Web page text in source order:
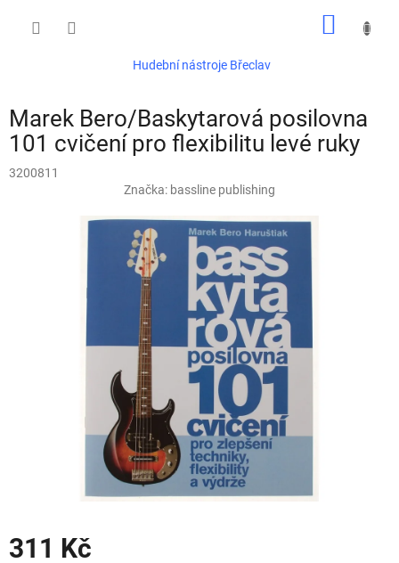
Hudební nástroje Břeclav
Marek Bero/Baskytarová posilovna
101 cvičení pro flexibilitu levé ruky
3200811
Značka: bassline publishing
311 Kč